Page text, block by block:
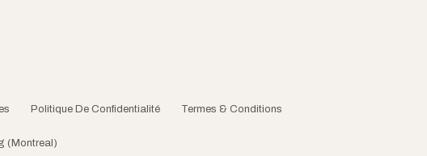
Politique De Confidentialité Termes & Conditions
(Montreal)